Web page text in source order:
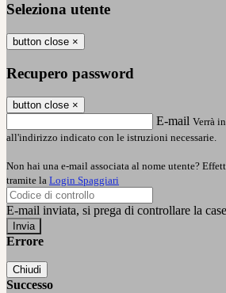
Seleziona utente
button close ×
Recupero password
button close ×
E-mail Verrà
all'indirizzo indicato con le istruzioni necessarie.
Non hai una e-mail associata al nome utente?
tramite la Login Spaggiari
E-mail inviata, si prega di controllare la
Errore
Chiudi
Successo